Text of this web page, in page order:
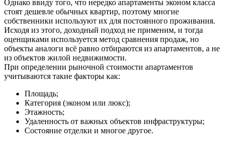
Однако ввиду того, что нередко апартаменты эконом класса
стоят дешевле обычных квартир, поэтому многие
собственники используют их для постоянного проживания.
Исходя из этого, доходный подход не применим, и тогда
оценщиками используется метод сравнения продаж, но
объекты аналоги всё равно отбираются из апартаментов, а не
из объектов жилой недвижимости.
При определении рыночной стоимости апартаментов
учитываются такие факторы как:
Площадь;
Категория (эконом или люкс);
Этажность;
Удаленность от важных объектов инфраструктуры;
Состояние отделки и многое другое.